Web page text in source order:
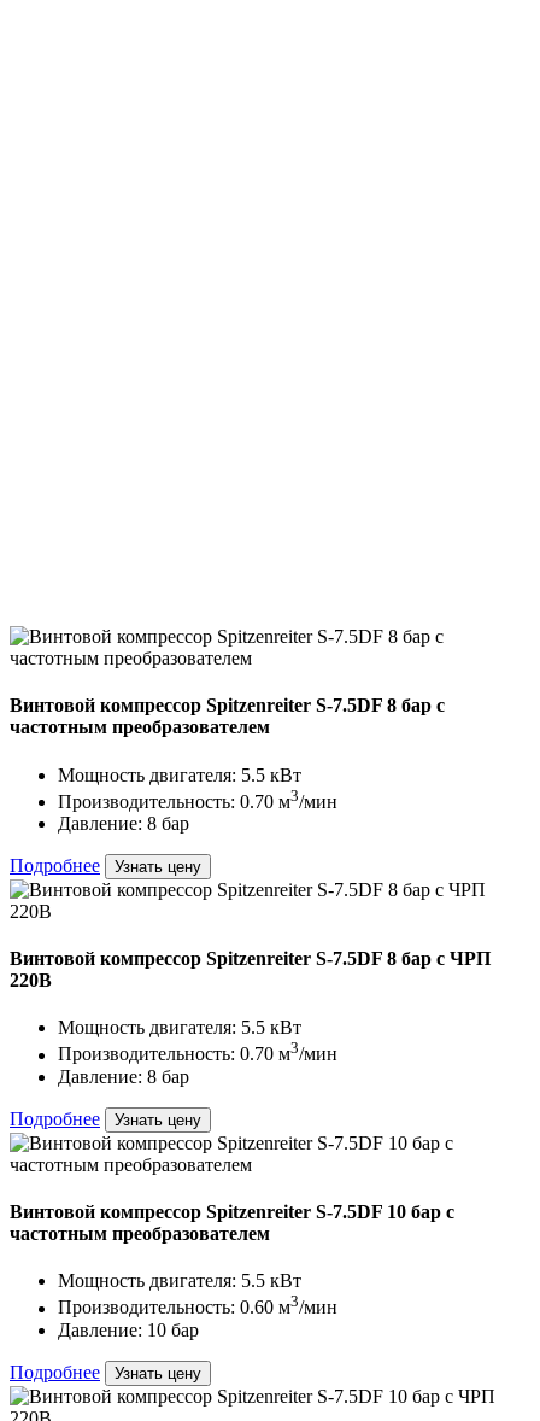
Винтовой компрессор Spitzenreiter S-7.5DF 8 бар с
частотным преобразователем
Мощность двигателя: 5.5 кВт
Производительность: 0.70 м3/мин
Давление: 8 бар
Подробнее Узнать цену
Винтовой компрессор Spitzenreiter S-7.5DF 8 бар с ЧРП
220В
Мощность двигателя: 5.5 кВт
Производительность: 0.70 м3/мин
Давление: 8 бар
Подробнее Узнать цену
Винтовой компрессор Spitzenreiter S-7.5DF 10 бар с
частотным преобразователем
Мощность двигателя: 5.5 кВт
Производительность: 0.60 м3/мин
Давление: 10 бар
Подробнее Узнать цену